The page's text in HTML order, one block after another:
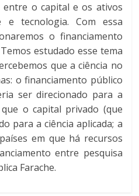
entre o capital e os ativos
e tecnologia. Com essa
o financiamento
estudado esse tema
que a ciência no
o financiamento público
ser direcionado para a
o capital privado (que
para a ciência aplicada; a
em que há recursos
entre pesquisa
Farache.